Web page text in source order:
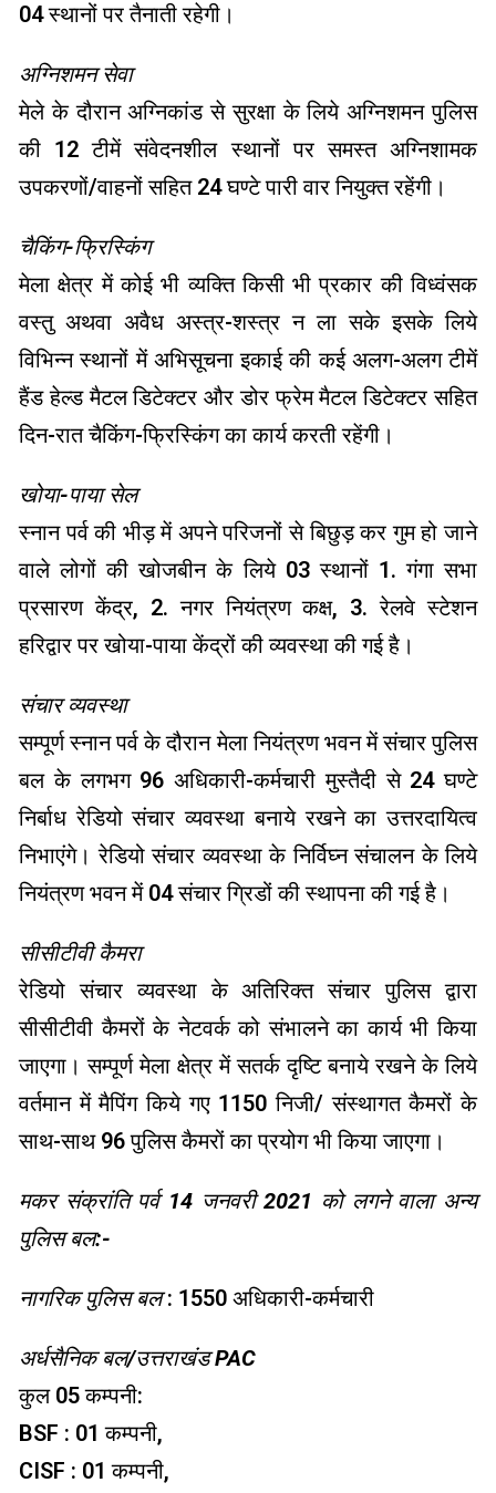
04 स्थानों पर तैनाती रहेगी।
अग्निशमन सेवा
मेले के दौरान अग्निकांड से सुरक्षा के लिये अग्निशमन पुलिस
की 12 टीमें संवेदनशील स्थानों पर समस्त अग्निशामक
उपकरणों/वाहनों सहित 24 घण्टे पारी वार नियुक्त रहेंगी।
चैकिंग-फ्रिस्किंग
मेला क्षेत्र में कोई भी व्यक्ति किसी भी प्रकार की विध्वंसक
वस्तु अथवा अवैध अस्त्र-शस्त्र न ला सके इसके लिये
विभिन्न स्थानों में अभिसूचना इकाई की कई अलग-अलग टीमें
हैंड हेल्ड मैटल डिटेक्टर और डोर फ्रेम मैटल डिटेक्टर सहित
दिन-रात चैकिंग-फ्रिस्किंग का कार्य करती रहेंगी।
खोया-पाया सेल
स्नान पर्व की भीड़ में अपने परिजनों से बिछुड़ कर गुम हो जाने
वाले लोगों की खोजबीन के लिये 03 स्थानों 1. गंगा सभा
प्रसारण केंद्र, 2. नगर नियंत्रण कक्ष, 3. रेलवे स्टेशन
हरिद्वार पर खोया-पाया केंद्रों की व्यवस्था की गई है।
संचार व्यवस्था
सम्पूर्ण स्नान पर्व के दौरान मेला नियंत्रण भवन में संचार पुलिस
बल के लगभग 96 अधिकारी-कर्मचारी मुस्तैदी से 24 घण्टे
निर्बाध रेडियो संचार व्यवस्था बनाये रखने का उत्तरदायित्व
निभाएंगे। रेडियो संचार व्यवस्था के निर्विघ्न संचालन के लिये
नियंत्रण भवन में 04 संचार ग्रिडों की स्थापना की गई है।
सीसीटीवी कैमरा
रेडियो संचार व्यवस्था के अतिरिक्त संचार पुलिस द्वारा
सीसीटीवी कैमरों के नेटवर्क को संभालने का कार्य भी किया
जाएगा। सम्पूर्ण मेला क्षेत्र में सतर्क दृष्टि बनाये रखने के लिये
वर्तमान में मैपिंग किये गए 1150 निजी/ संस्थागत कैमरों के
साथ-साथ 96 पुलिस कैमरों का प्रयोग भी किया जाएगा।
मकर संक्रांति पर्व 14 जनवरी 2021 को लगने वाला अन्य
पुलिस बल:-
नागरिक पुलिस बल: 1550 अधिकारी-कर्मचारी
अर्धसैनिक बल/उत्तराखंड PAC
कुल 05 कम्पनी:
BSF : 01 कम्पनी,
CISF : 01 कम्पनी,